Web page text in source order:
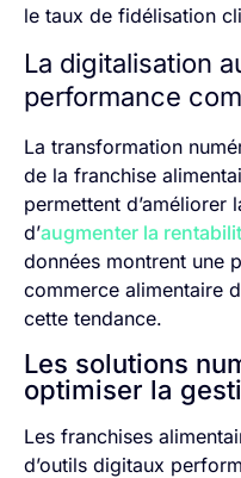
le taux de fidélisation
La digitalisation
performance
La transformation
de la franchise
permettent d’améliorer
d’augmenter la
données montrent une
commerce alimentaire
cette tendance.
Les solutions
optimiser la
Les franchises
d’outils digitaux